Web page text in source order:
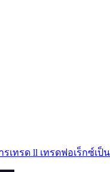
รเทรด ll เทรดฟอเร็กซ์เป็